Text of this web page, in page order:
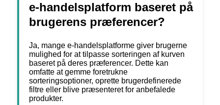
e-handelsplatform baseret på
brugerens præferencer?
Ja, mange e-handelsplatforme giver brugerne
mulighed for at tilpasse sorteringen af kurven
baseret på deres præferencer. Dette kan
omfatte at gemme foretrukne
sorteringsoptioner, oprette brugerdefinerede
filtre eller blive præsenteret for anbefalede
produkter.